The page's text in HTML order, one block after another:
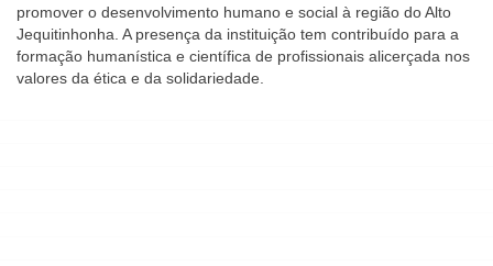
promover o desenvolvimento humano e social à região do Alto
Jequitinhonha. A presença da instituição tem contribuído para a
formação humanística e científica de profissionais alicerçada nos
valores da ética e da solidariedade.